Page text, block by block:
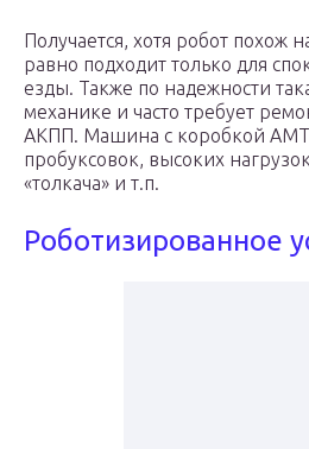
Получается, хотя робот похож
равно подходит только для
езды. Также по надежности
механике и часто требует
АКПП. Машина с коробкой АМТ
пробуксовок, высоких
«толкача» и т.п.
Роботизированное